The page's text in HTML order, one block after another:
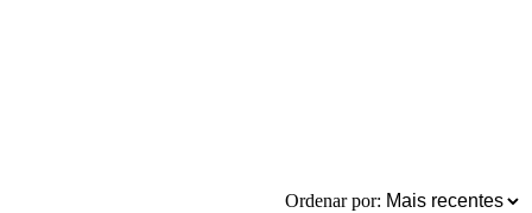
Ordenar por: